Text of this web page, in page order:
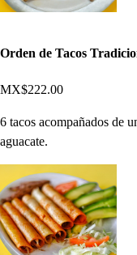
Orden de Tacos
MX$222.00
6 tacos acompañados de
aguacate.